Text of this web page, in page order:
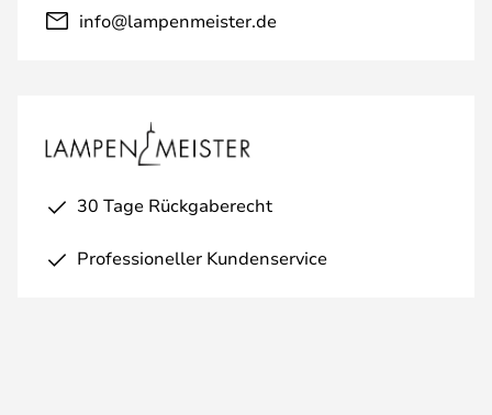
info@lampenmeister.de
30 Tage Rückgaberecht
Professioneller Kundenservice